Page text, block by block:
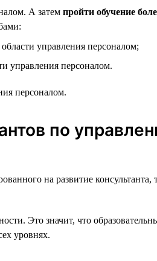
А затем пройти обучение
управления персоналом;
управления персоналом.
персоналом.
по
на развитие консультанта,
Это значит, что
уровнях.